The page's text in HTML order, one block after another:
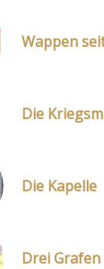
Wappen
Die
Die Kapelle
Drei Grafen